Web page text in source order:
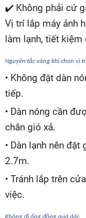
✔️ Không phải cứ
Vị trí lắp máy ảnh
làm lạnh, tiết
Nguyên tắc vàng khi chọn vị
• Không đặt dàn
tiếp.
• Dàn nóng cần
chắn gió xả.
• Dàn lạnh nên
2.7m.
• Tránh lắp trên
việc.